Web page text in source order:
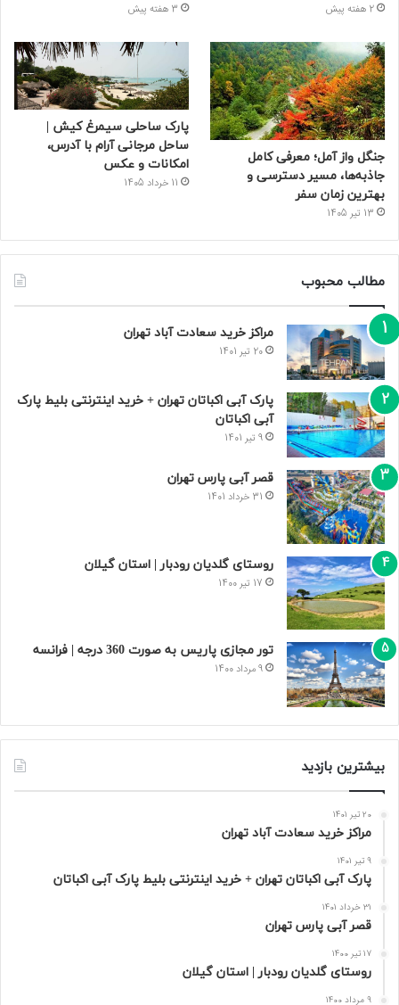
2 هفته پیش 3 هفته پیش
جنگل واز آمل؛ معرفی کامل
جاذبه‌ها، مسیر دسترسی و
بهترین زمان سفر
13 تیر 1405
پارک ساحلی سیمرغ کیش |
ساحل مرجانی آرام با آدرس،
امکانات و عکس
11 خرداد 1405
مطالب محبوب
مراکز خرید سعادت‌ آباد تهران
20 تیر 1401
پارک آبی اکباتان تهران + خرید اینترنتی بلیط پارک
آبی اکباتان
9 تیر 1401
قصر آبی پارس تهران
31 خرداد 1401
روستای گلدیان رودبار | استان گیلان
17 تیر 1400
تور مجازی پاریس به صورت 360 درجه | فرانسه
9 مرداد 1400
بیشترین بازدید
20 تیر 1401
مراکز خرید سعادت‌ آباد تهران
9 تیر 1401
پارک آبی اکباتان تهران + خرید اینترنتی بلیط پارک آبی اکباتان
31 خرداد 1401
قصر آبی پارس تهران
17 تیر 1400
روستای گلدیان رودبار | استان گیلان
9 مرداد 1400